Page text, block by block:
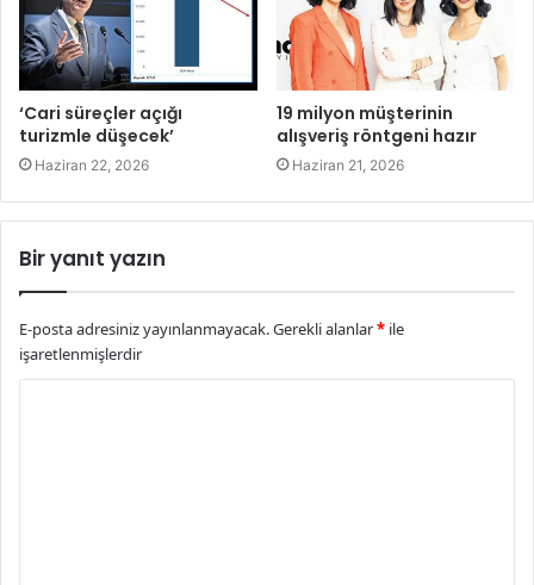
‘Cari süreçler açığı
turizmle düşecek’
Haziran 22, 2026
19 milyon müşterinin
alışveriş röntgeni hazır
Haziran 21, 2026
Bir yanıt yazın
E-posta adresiniz yayınlanmayacak.Gerekli alanlar* ile
işaretlenmişlerdir